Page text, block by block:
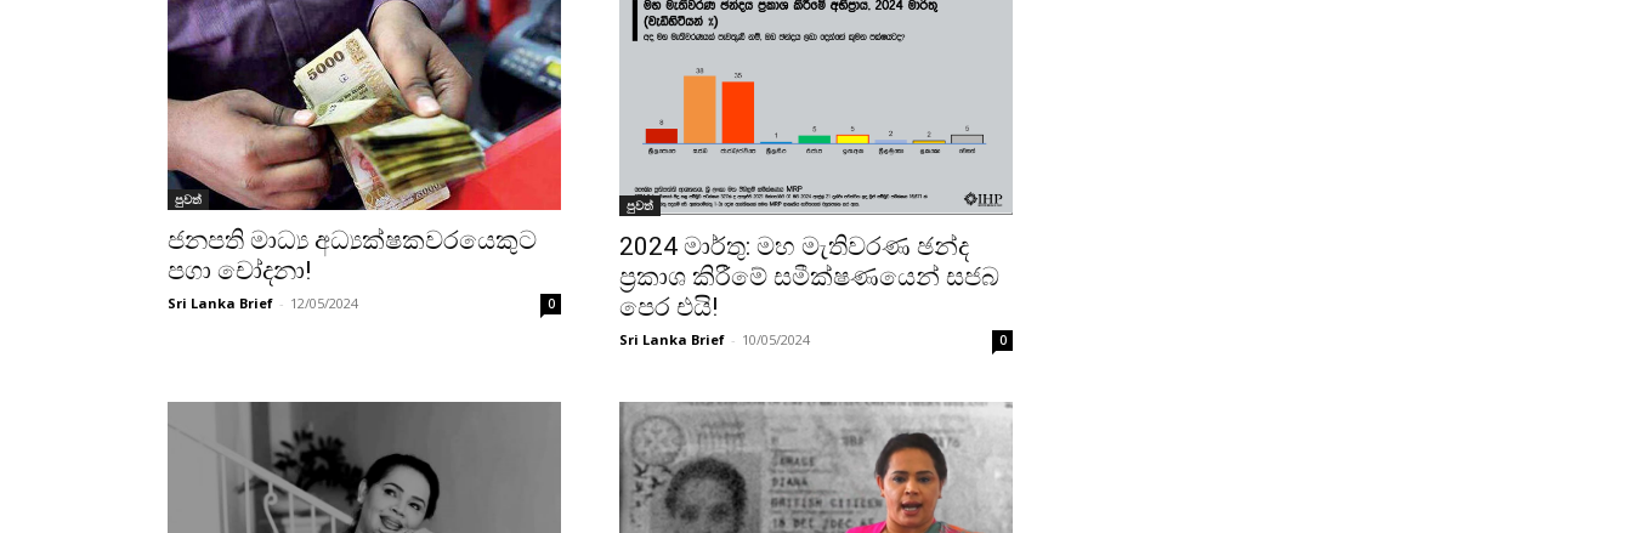
පුවත්
ජනපති මාධ්‍ය අධ්‍යක්ෂකවරයෙකුට
පගා චෝදනා!
Sri Lanka Brief - 12/05/2024 0
පුවත්
2024 මාර්තු: මහ මැතිවරණ ඡන්ද
ප්‍රකාශ කිරීමේ සමීක්ෂණයෙන් සජබ
පෙර එයි!
Sri Lanka Brief - 10/05/2024 0